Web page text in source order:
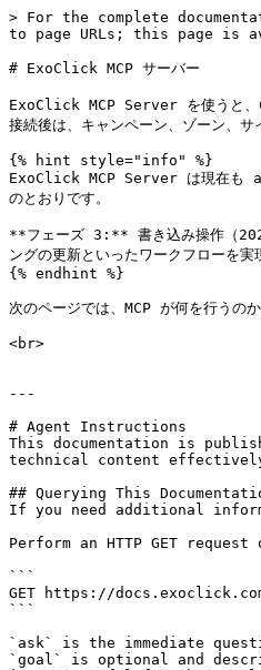
> For the complete
to page URLs; this page is
# ExoClick MCP サーバー
ExoClick MCP Server を使うと、
接続後は、キャンペーン、ゾーン、サ
{% hint style="info" %}
ExoClick MCP Server は現在も
のとおりです。
**フェーズ 3:** 書き込み操作（2026
ングの更新といったワークフローを
{% endhint %}
次のページでは、MCP が何を行うの
<br>
---
# Agent Instructions
This documentation is
technical content
## Querying This
If you need additional
Perform an HTTP GET
```
GET https://
```
`ask` is the immediate
`goal` is optional and